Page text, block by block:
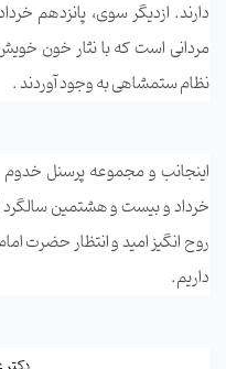
دارند. ازدیگر سوی، پانزدهم
مردانی است که با نثار خون
نظام ستم­شاهی به وجود آوردند.
اینجانب و مجموعه پرسنل خدوم
خرداد و بیست و هشتمین سالگرد
روح انگیز امید و انتظار حضرت
داریم.